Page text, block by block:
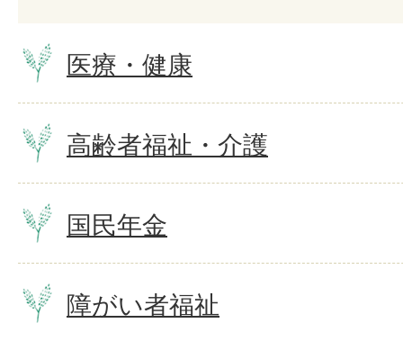
医療・健康
高齢者福祉・介護
国民年金
障がい者福祉